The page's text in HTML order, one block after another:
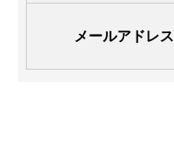
メールアドレス